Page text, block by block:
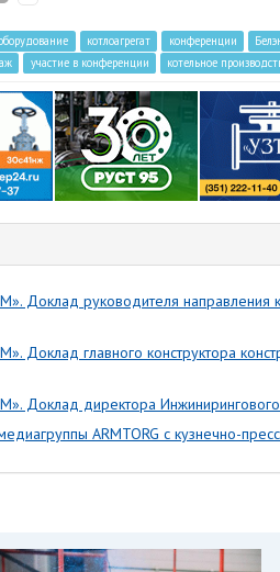
котлоагрегат конференции
участие в конференции котельное
руководителя направления
главного конструктора
Доклад директора
ARMTORG с кузнечно-